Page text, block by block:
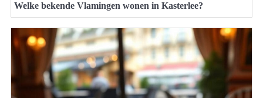
Welke bekende Vlamingen wonen in Kasterlee?